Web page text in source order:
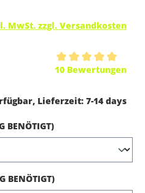
MwSt. zzgl. Versandkosten
10 Bewertungen
Lieferzeit: 7-14 days
BENÖTIGT)AUSWÄHLEN
BENÖTIGT)AUSWÄHLEN